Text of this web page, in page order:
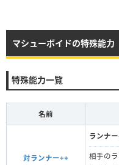
マシューボイドの特殊能力
特殊能力一覧
名前
対ランナー++
ランナ
相手の